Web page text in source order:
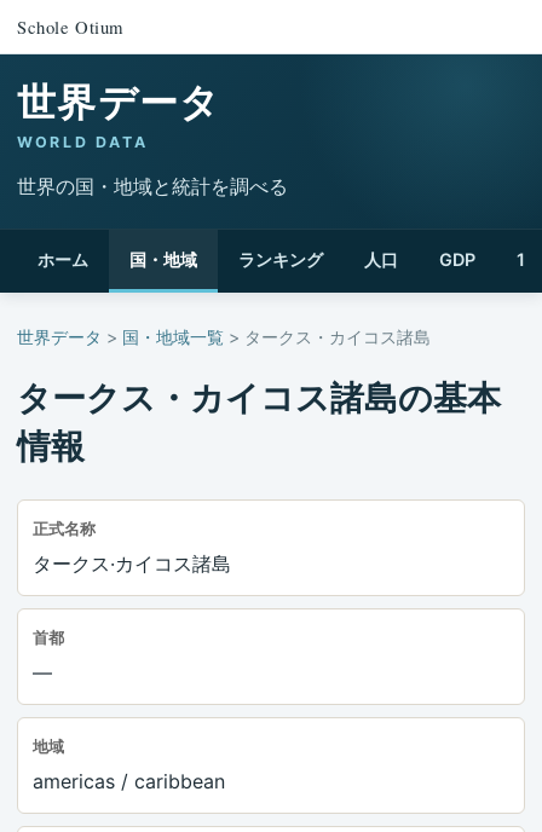
Schole Otium
世界データ
WORLD DATA
世界の国・地域と統計を調べる
ホーム 国・地域 ランキング 人口 GDP 1
世界データ > 国・地域一覧 > タークス・カイコス諸島
タークス・カイコス諸島の基本
情報
正式名称
タークス·カイコス諸島
首都
—
地域
americas / caribbean